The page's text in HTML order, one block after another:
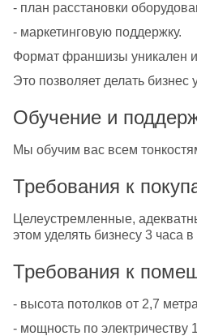
- план расстановки
- маркетинговую поддержку.
Формат франшизы уникален
Это позволяет делать
Обучение и
Мы обучим вас всем
Требования к
Целеустремленные,
этом уделять бизнесу 3 часа
Требования к
- высота потолков от 2,7
- мощность по электричеству